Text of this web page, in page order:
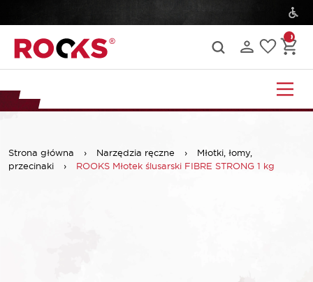
Strona główna › Narzędzia ręczne ›
Młotki, łomy,
przecinaki
› ROOKS Młotek ślusarski FIBRE STRONG 1 kg